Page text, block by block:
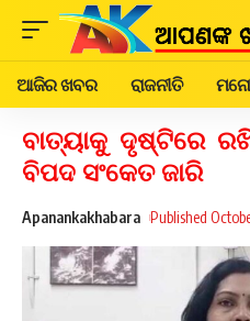
ଆଜିର ଖବର ରାଜନୀତି
ବାତ୍ୟାକୁ ଦୃଷ୍ଟିରେ
ବିପଦ ସଂକେତ ଜାରି
Apanankakhabara Published